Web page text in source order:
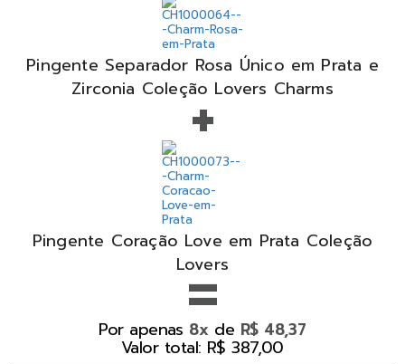
Pingente Separador Rosa Único em Prata e
Zirconia Coleção Lovers Charms
+
Pingente Coração Love em Prata Coleção
Lovers
=
Por apenas 8x de R$ 48,37
Valor total: R$ 387,00